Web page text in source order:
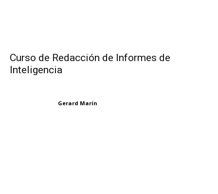
Curso de Redacción de Informes de
Inteligencia
Gerard Marín